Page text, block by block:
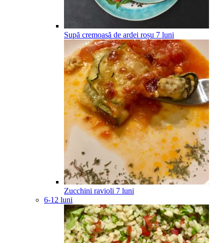
Supă cremoasă de ardei roșu 7 luni
Zucchini ravioli 7 luni
6-12 luni